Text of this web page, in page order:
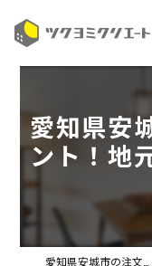
愛知県安
ント！地